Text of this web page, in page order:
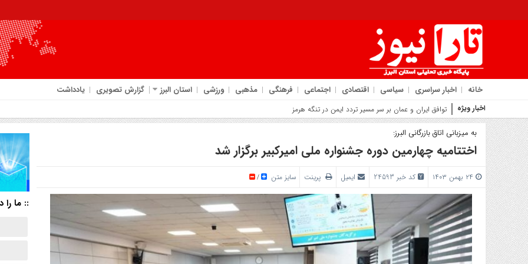
خانه اخبار سراسری سیاسی اقتصادی اجتماعی فرهنگی مذهبی ورزشی استان البرز گزارش تصویری یادداشت
اخبار ویژه روایت شهردار کمال‌شهر از
به میزبانی اتاق بازرگانی البرز:
اختتامیه چهارمین دوره جشنواره ملی امیرکبیر برگزار شد
کد خبر 24593 ایمیل پرینت سایز متن /
:: ما را